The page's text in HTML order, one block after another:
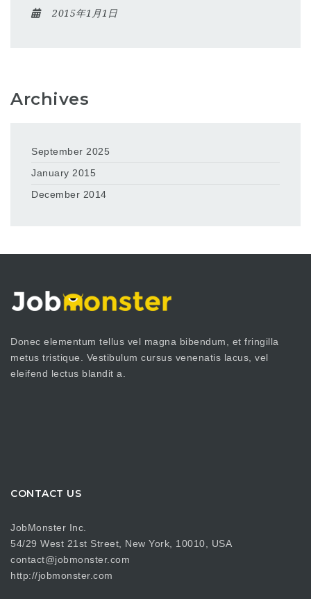
2015年1月1日
Archives
September 2025
January 2015
December 2014
Donec elementum tellus vel magna bibendum, et fringilla
metus tristique. Vestibulum cursus venenatis lacus, vel
eleifend lectus blandit a.
CONTACT US
JobMonster Inc.
54/29 West 21st Street, New York, 10010, USA
contact@jobmonster.com
http://jobmonster.com